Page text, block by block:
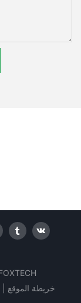
خريطة الموقع |